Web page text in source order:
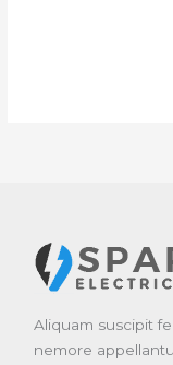
Aliquam suscipit
nemore